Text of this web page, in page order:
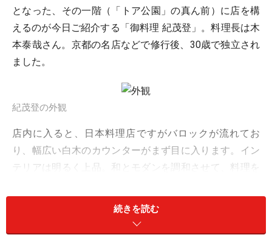
となった、その一階（「トア公園」の真ん前）に店を構
えるのが今日ご紹介する「御料理 紀茂登」。料理長は木
本泰哉さん。京都の名店などで修行後、30歳で独立され
ました。
紀茂登の外観
店内に入ると、日本料理店ですがバロックが流れてお
り、幅広い白木のカウンターがまず目に入ります。イン
テリアは明るく上品。和とモダンを調和させて、料理を
続きを読む